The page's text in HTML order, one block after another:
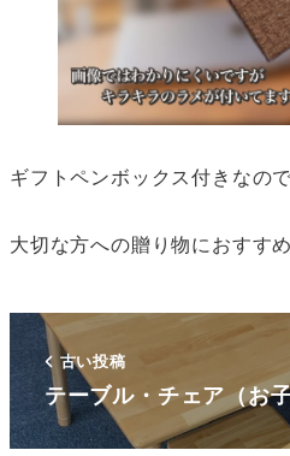
ギフトペンボックス付きなので
大切な方への贈り物におすすめ
古い投稿
テーブル・チェア（お